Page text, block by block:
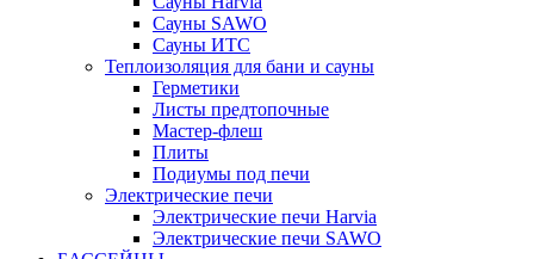
Сауны SAWO
Сауны ИТС
Теплоизоляция для бани и сауны
Герметики
Листы предтопочные
Мастер-флеш
Плиты
Подиумы под печи
Электрические печи
Электрические печи Harvia
Электрические печи SAWO